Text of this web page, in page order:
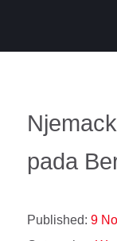
pada
Published: 9